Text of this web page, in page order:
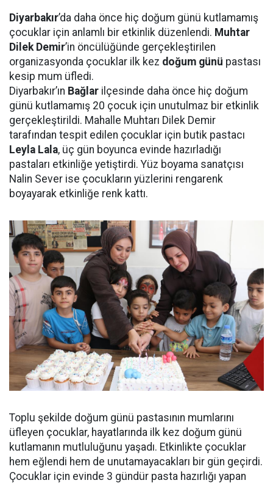
Diyarbakır’da daha önce hiç doğum günü kutlamamış
çocuklar için anlamlı bir etkinlik düzenlendi. Muhtar
Dilek Demir’in öncülüğünde gerçekleştirilen
organizasyonda çocuklar ilk kez doğum günü pastası
kesip mum üfledi.
Diyarbakır’ın Bağlar ilçesinde daha önce hiç doğum
günü kutlamamış 20 çocuk için unutulmaz bir etkinlik
gerçekleştirildi. Mahalle Muhtarı Dilek Demir
tarafından tespit edilen çocuklar için butik pastacı
Leyla Lala, üç gün boyunca evinde hazırladığı
pastaları etkinliğe yetiştirdi. Yüz boyama sanatçısı
Nalin Sever ise çocukların yüzlerini rengarenk
boyayarak etkinliğe renk kattı.
Toplu şekilde doğum günü pastasının mumlarını
üfleyen çocuklar, hayatlarında ilk kez doğum günü
kutlamanın mutluluğunu yaşadı. Etkinlikte çocuklar
hem eğlendi hem de unutamayacakları bir gün geçirdi.
Çocuklar için evinde 3 gündür pasta hazırlığı yapan